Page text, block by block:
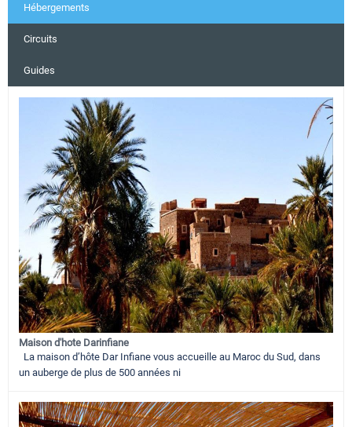
Hébergements
Circuits
Guides
Maison d'hote Darinfiane
La maison d’hôte Dar Infiane vous accueille au Maroc du Sud, dans
un auberge de plus de 500 années ni